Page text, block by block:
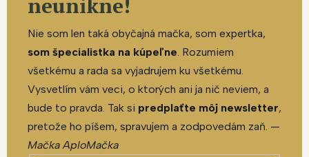
Nie som len taká obyčajná mačka, som expertka,
som špecialistka na kúpeľne. Rozumiem
všetkému a rada sa vyjadrujem ku všetkému.
Vysvetlím vám veci, o ktorých ani ja nič neviem, a
bude to pravda. Tak si predplaťte môj newsletter,
pretože ho píšem, spravujem a zodpovedám zaň. —
Mačka AploMačka